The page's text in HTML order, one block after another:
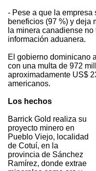
- Pese a que la
beneficios (97 %) y deja
la minera canadiense
información aduanera.
El gobierno dominicano
con una multa de 972
aproximadamente US$
americanos.
Los hechos
Barrick Gold realiza su
proyecto minero en
Pueblo Viejo, localidad
de Cotuí, en la
provincia de Sánchez
Ramírez, donde extrae